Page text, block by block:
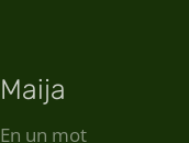
Maija
En un mot